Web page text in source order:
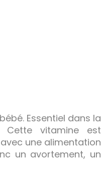
Essentiel dans la
Cette vitamine est
une alimentation
un avortement, un